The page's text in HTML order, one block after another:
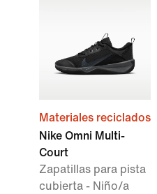
Materiales reciclados
Nike Omni Multi-
Court
Zapatillas para pista
cubierta - Niño/a